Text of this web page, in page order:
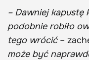
– Dawniej kapustę
podobnie robiło
tego wrócić–
może być